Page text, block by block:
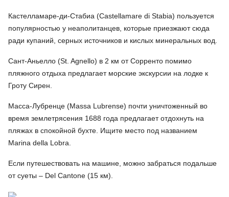
Кастелламаре-ди-Стабиа (Castellamare di Stabia) пользуется
популярностью у неаполитанцев, которые приезжают сюда
ради купаний, серных источников и кислых минеральных вод.
Сант-Аньелло (St. Agnello) в 2 км от Сорренто помимо
пляжного отдыха предлагает морские экскурсии на лодке к
Гроту Сирен.
Масса-Лубренце (Massa Lubrense) почти уничтоженный во
время землетрясения 1688 года предлагает отдохнуть на
пляжах в спокойной бухте. Ищите место под названием
Marina della Lobra.
Если путешествовать на машине, можно забраться подальше
от суеты – Del Cantone (15 км).